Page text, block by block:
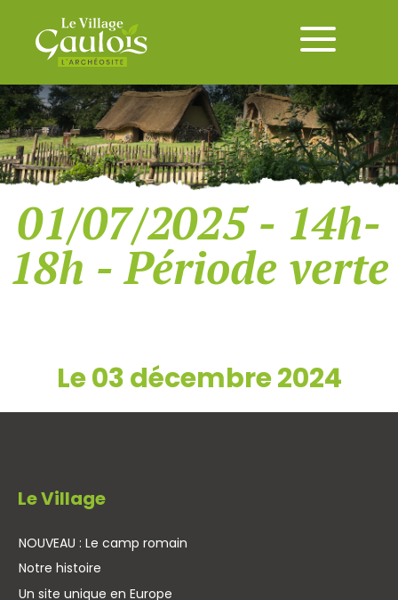
01/07/2025 - 14h-
18h - Période verte
Le 03 décembre 2024
Le Village
NOUVEAU : Le camp romain
Notre histoire
Un site unique en Europe